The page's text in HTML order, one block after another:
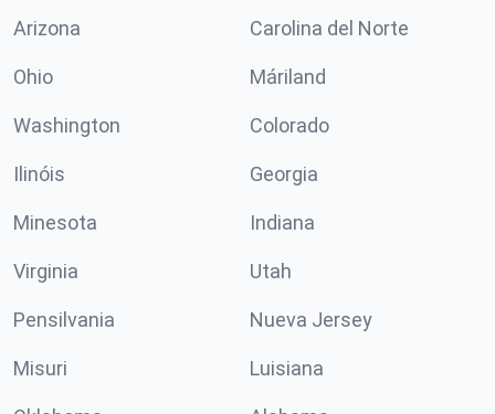
Arizona Carolina del Norte
Ohio Máriland
Washington Colorado
Ilinóis Georgia
Minesota Indiana
Virginia Utah
Pensilvania Nueva Jersey
Misuri Luisiana